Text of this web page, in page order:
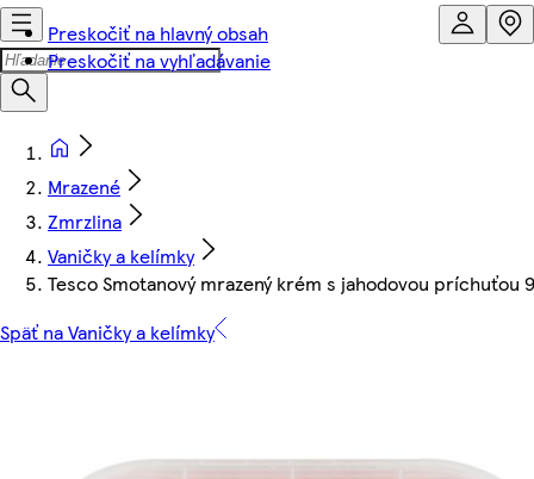
Preskočiť na hlavný obsah
Preskočiť na vyhľadávanie
Mrazené
Zmrzlina
Vaničky a kelímky
Tesco Smotanový mrazený krém s jahodovou príchuťou
Späť na Vaničky a kelímky